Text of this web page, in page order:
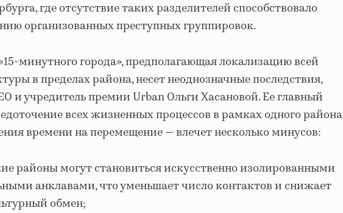
где отсутствие таких разделителей способствовало
организованных преступных группировок.
минутного города», предполагающая локализацию всей
в пределах района, несет неоднозначные последствия,
и учредитель премии Urban Ольги Хасановой. Ее главный
всех жизненных процессов в рамках одного района
времени на перемещение — влечет несколько минусов:
районы могут становиться искусственно изолированными
анклавами, что уменьшает число контактов и снижает
обмен;